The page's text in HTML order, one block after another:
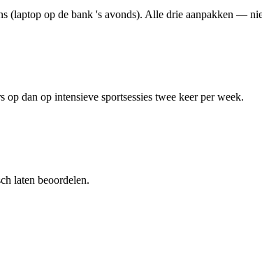
(laptop op de bank 's avonds). Alle drie aanpakken —
dan op intensieve sportsessies twee keer per week.
laten beoordelen.